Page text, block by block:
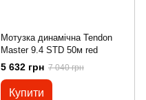
Мотузка динамічна Tendon
Master 9.4 STD 50м red
5 632 грн 7 040 грн
Купити